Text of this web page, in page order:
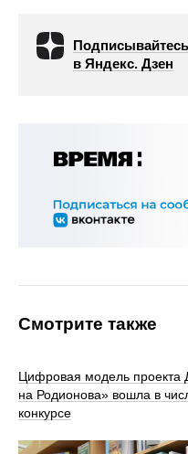
в Яндекс. Дзен
Смотрите также
Цифровая модель проекта
на Родионова» вошла в
конкурсе